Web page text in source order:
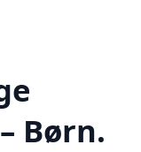
Børn.